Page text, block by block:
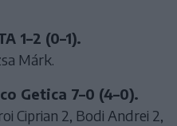
1–2 (0–1).
Márk.
Getica 7–0 (4–0).
Ciprian 2, Bodi Andrei 2,